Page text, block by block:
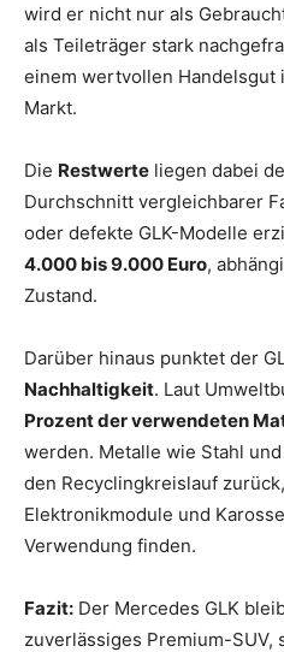
wird er nicht nur als
als Teileträger stark
einem wertvollen Handelsgut
Markt.
Die Restwerte liegen dabei
Durchschnitt vergleichbarer
oder defekte GLK-Modelle
4.000 bis 9.000 Euro,
Zustand.
Darüber hinaus punktet der
Nachhaltigkeit. Laut
Prozent der verwendeten
werden. Metalle wie Stahl
den Recyclingkreislauf
Elektronikmodule und
Verwendung finden.
Fazit: Der Mercedes GLK
zuverlässiges Premium-SUV,